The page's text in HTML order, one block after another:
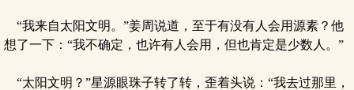
“我来自太阳文明。”姜周说道，至于有没有人会用源素？他
想了一下：“我不确定，也许有人会用，但也肯定是少数人。”
“太阳文明？”星源眼珠子转了转，歪着头说：“我去过那里，